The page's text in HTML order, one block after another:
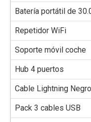
Batería portátil de
Repetidor WiFi
Soporte móvil coche
Hub 4 puertos
Cable Lightning Negro
Pack 3 cables USB